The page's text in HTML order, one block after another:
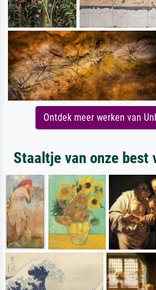
Ontdek meer werken van
Staaltje van onze best